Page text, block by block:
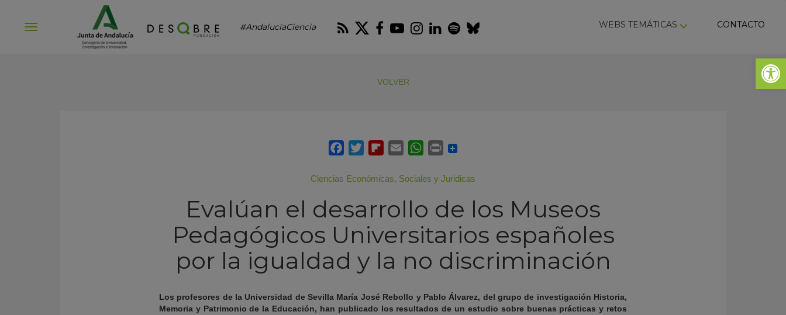
Abrir
#AndalucíaCiencia RSS Twitter
Facebook
Youtube
Instagram
LinkedIn
Spotify
Bluesky WEBS TEMÁTICAS CONTACTO
VOLVER
Ciencias Económicas, Sociales y Juridicas
Evalúan el desarrollo de los Museos
Pedagógicos Universitarios españoles
por la igualdad y la no discriminación
Los profesores de la Universidad de Sevilla María José Rebollo y Pablo Álvarez, del grupo de investigación Historia,
Memoria y Patrimonio de la Educación, han publicado los resultados de un estudio sobre buenas prácticas y retos